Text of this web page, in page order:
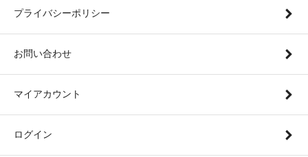
プライバシーポリシー
お問い合わせ
マイアカウント
ログイン